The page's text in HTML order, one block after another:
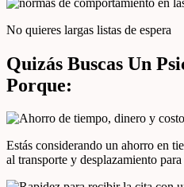
No quieres largas listas de espera
Quizás Buscas Un
Porque:
Estás considerando un ahorro en
al transporte y desplazamiento